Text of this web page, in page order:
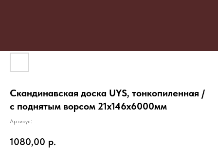
Скандинавская доска UYS, тонкопиленная /
с поднятым ворсом 21х146х6000мм
Артикул:
1080,00 р.